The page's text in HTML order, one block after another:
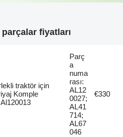
fiyatları
traktör için
Komple
Parç
a
numa
rası:
AL12
0027;
AL41
714;
AL67
046
€330